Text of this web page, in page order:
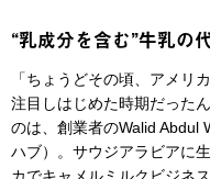
“乳成分を含む”牛乳の
「ちょうどその頃、アメリ
注目しはじめた時期だった
のは、創業者のWalid Abdul
ハブ）。サウジアラビアに
カでキャメルミルクビジネ